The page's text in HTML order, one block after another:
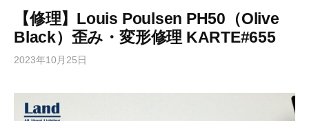
【修理】Louis Poulsen PH50（Olive
Black）歪み・変形修理 KARTE#655
2023年10月25日